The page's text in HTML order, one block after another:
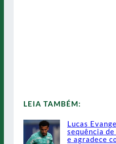
LEIA TAMBÉM:
Lucas
sequência
e agradece